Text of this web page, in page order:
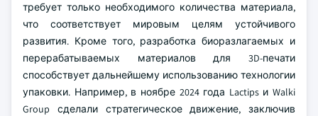
требует только необходимого количества материала,
что соответствует мировым целям устойчивого
развития. Кроме того, разработка биоразлагаемых и
перерабатываемых материалов для 3D-печати
способствует дальнейшему использованию технологии
упаковки. Например, в ноябре 2024 года Lactips и Walki
Group сделали стратегическое движение, заключив